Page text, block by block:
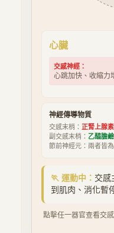
心臟
交感神經：
心跳加快、收縮力
神經傳導物質
交感末梢： 正腎上腺
副交感末梢： 乙醯膽
節前神經元：兩者皆
🏃 運動中 ： 交感
到肌肉、消化暫
點擊任一器官查看交